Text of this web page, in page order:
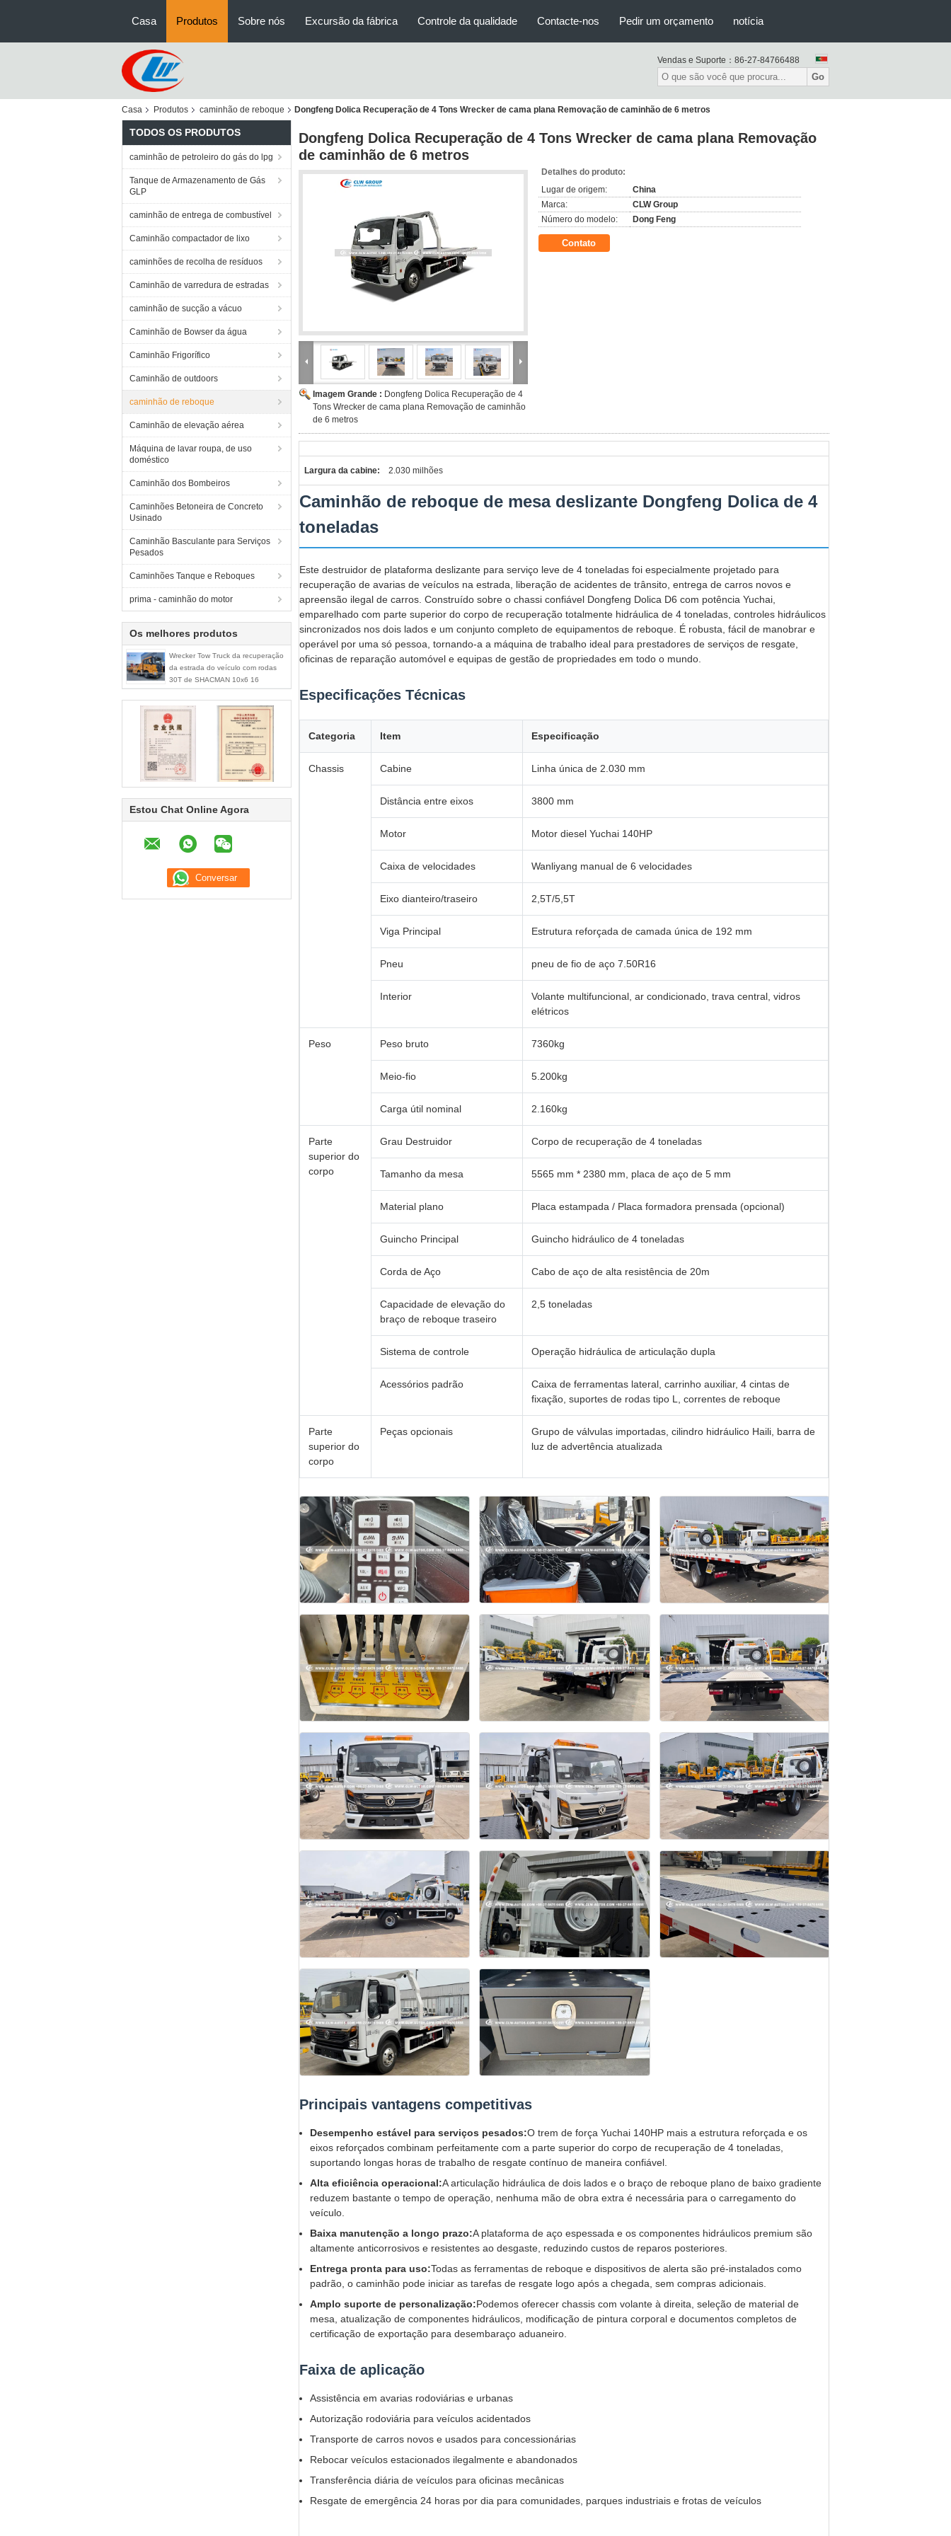
Casa Produtos Sobre nós Excursão da fábrica Controle da qualidade Contacte-nos Pedir um orçamento notícia
Vendas e Suporte： 86-27-84766488
Go
Casa Produtos caminhão de reboque Dongfeng Dolica Recuperação de 4 Tons Wrecker de cama plana Removação de caminhão de 6 metros
TODOS OS PRODUTOS
caminhão de petroleiro do gás do lpg
Tanque de Armazenamento de Gás
GLP
caminhão de entrega de combustível
Caminhão compactador de lixo
caminhões de recolha de resíduos
Caminhão de varredura de estradas
caminhão de sucção a vácuo
Caminhão de Bowser da água
Caminhão Frigorífico
Caminhão de outdoors
caminhão de reboque
Caminhão de elevação aérea
Máquina de lavar roupa, de uso
doméstico
Caminhão dos Bombeiros
Caminhões Betoneira de Concreto
Usinado
Caminhão Basculante para Serviços
Pesados
Caminhões Tanque e Reboques
prima - caminhão do motor
Os melhores produtos
Wrecker Tow Truck da recuperação
da estrada do veículo com rodas
30T de SHACMAN 10x6 16
Estou Chat Online Agora
Dongfeng Dolica Recuperação de 4 Tons Wrecker de cama plana Removação
de caminhão de 6 metros
Imagem Grande : Dongfeng Dolica Recuperação de 4
Tons Wrecker de cama plana Removação de caminhão
de 6 metros
Detalhes do produto:
Lugar de origem:
China
Marca:
CLW Group
Número do modelo:
Dong Feng
Contato
Largura da cabine: 2.030 milhões
Caminhão de reboque de mesa deslizante Dongfeng Dolica de 4
toneladas
Este destruidor de plataforma deslizante para serviço leve de 4 toneladas foi especialmente projetado para
recuperação de avarias de veículos na estrada, liberação de acidentes de trânsito, entrega de carros novos e
apreensão ilegal de carros. Construído sobre o chassi confiável Dongfeng Dolica D6 com potência Yuchai,
emparelhado com parte superior do corpo de recuperação totalmente hidráulica de 4 toneladas, controles hidráulicos
sincronizados nos dois lados e um conjunto completo de equipamentos de reboque. É robusta, fácil de manobrar e
operável por uma só pessoa, tornando-a a máquina de trabalho ideal para prestadores de serviços de resgate,
oficinas de reparação automóvel e equipas de gestão de propriedades em todo o mundo.
Especificações Técnicas
Categoria Item Especificação
Chassis Cabine Linha única de 2.030 mm
Distância entre eixos 3800 mm
Motor Motor diesel Yuchai 140HP
Caixa de velocidades Wanliyang manual de 6 velocidades
Eixo dianteiro/traseiro 2,5T/5,5T
Viga Principal Estrutura reforçada de camada única de 192 mm
Pneu pneu de fio de aço 7.50R16
Interior
Volante multifuncional, ar condicionado, trava central, vidros
elétricos
Peso Peso bruto 7360kg
Meio-fio 5.200kg
Carga útil nominal 2.160kg
Parte
superior do
corpo
Grau Destruidor Corpo de recuperação de 4 toneladas
Tamanho da mesa 5565 mm * 2380 mm, placa de aço de 5 mm
Material plano Placa estampada / Placa formadora prensada (opcional)
Guincho Principal Guincho hidráulico de 4 toneladas
Corda de Aço Cabo de aço de alta resistência de 20m
Capacidade de elevação do
braço de reboque traseiro
2,5 toneladas
Sistema de controle Operação hidráulica de articulação dupla
Acessórios padrão
Caixa de ferramentas lateral, carrinho auxiliar, 4 cintas de
fixação, suportes de rodas tipo L, correntes de reboque
Parte
superior do
corpo
Peças opcionais
Grupo de válvulas importadas, cilindro hidráulico Haili, barra de
luz de advertência atualizada
Principais vantagens competitivas
Desempenho estável para serviços pesados:O trem de força Yuchai 140HP mais a estrutura reforçada e os
eixos reforçados combinam perfeitamente com a parte superior do corpo de recuperação de 4 toneladas,
suportando longas horas de trabalho de resgate contínuo de maneira confiável.
Alta eficiência operacional:A articulação hidráulica de dois lados e o braço de reboque plano de baixo gradiente
reduzem bastante o tempo de operação, nenhuma mão de obra extra é necessária para o carregamento do
veículo.
Baixa manutenção a longo prazo:A plataforma de aço espessada e os componentes hidráulicos premium são
altamente anticorrosivos e resistentes ao desgaste, reduzindo custos de reparos posteriores.
Entrega pronta para uso:Todas as ferramentas de reboque e dispositivos de alerta são pré-instalados como
padrão, o caminhão pode iniciar as tarefas de resgate logo após a chegada, sem compras adicionais.
Amplo suporte de personalização:Podemos oferecer chassis com volante à direita, seleção de material de
mesa, atualização de componentes hidráulicos, modificação de pintura corporal e documentos completos de
certificação de exportação para desembaraço aduaneiro.
Faixa de aplicação
Assistência em avarias rodoviárias e urbanas
Autorização rodoviária para veículos acidentados
Transporte de carros novos e usados ​​para concessionárias
Rebocar veículos estacionados ilegalmente e abandonados
Transferência diária de veículos para oficinas mecânicas
Resgate de emergência 24 horas por dia para comunidades, parques industriais e frotas de veículos